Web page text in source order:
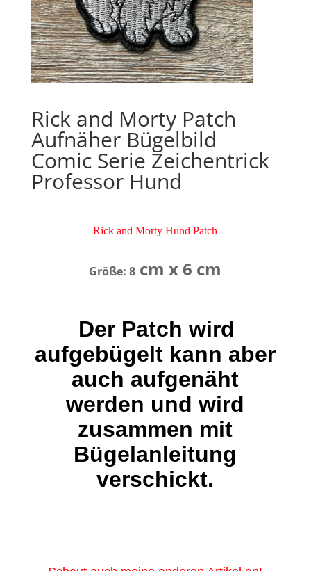
Rick and Morty Patch
Aufnäher Bügelbild
Comic Serie Zeichentrick
Professor Hund
Rick and Morty Hund Patch
Größe: 8 cm x 6 cm
Der Patch wird
aufgebügelt kann aber
auch aufgenäht
werden und wird
zusammen mit
Bügelanleitung
verschickt.